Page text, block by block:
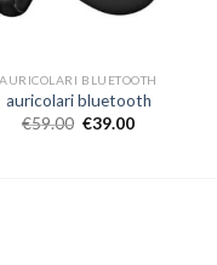
AURICOLARI BLUETOOTH
auricolari bluetooth
€59.00 €39.00